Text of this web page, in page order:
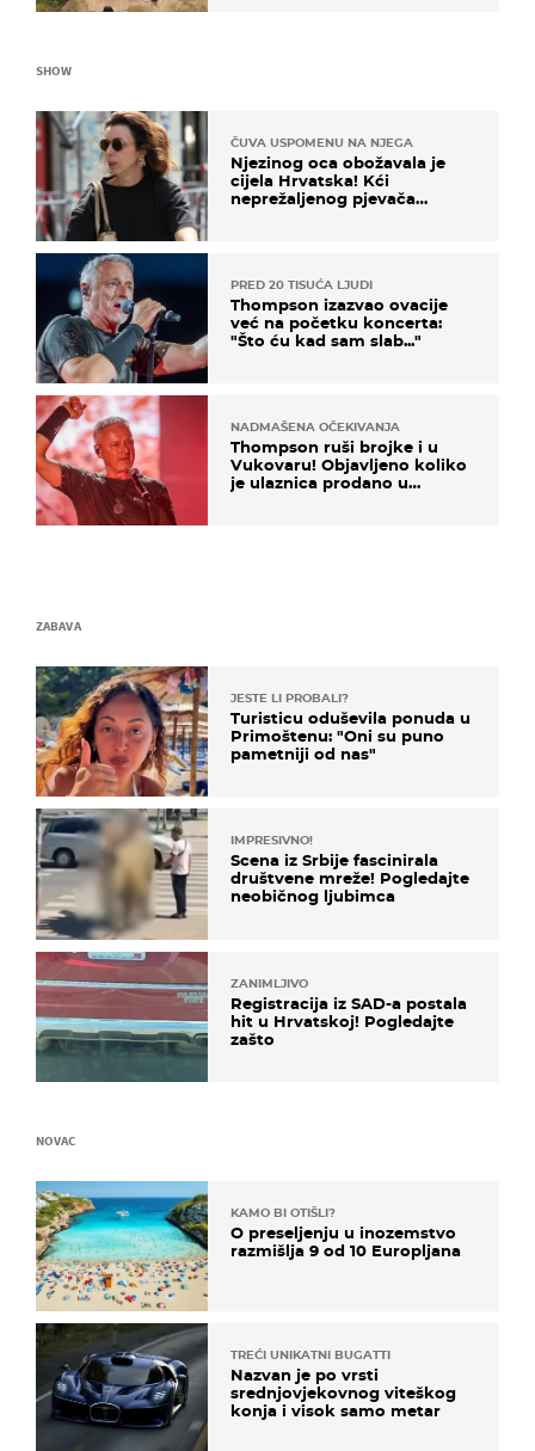
SHOW
ČUVA USPOMENU NA NJEGA
Njezinog oca obožavala je
cijela Hrvatska! Kći
neprežaljenog pjevača
PRED 20 TISUĆA LJUDI
Thompson izazvao ovacije
već na početku koncerta:
"Što ću kad sam slab..."
NADMAŠENA OČEKIVANJA
Thompson ruši brojke i u
Vukovaru! Objavljeno koliko
je ulaznica prodano u
ZABAVA
JESTE LI PROBALI?
Turisticu oduševila ponuda u
Primoštenu: "Oni su puno
pametniji od nas"
IMPRESIVNO!
Scena iz Srbije fascinirala
društvene mreže! Pogledajte
neobičnog ljubimca
ZANIMLJIVO
Registracija iz SAD-a postala
hit u Hrvatskoj! Pogledajte
zašto
NOVAC
KAMO BI OTIŠLI?
O preseljenju u inozemstvo
razmišlja 9 od 10 Europljana
TREĆI UNIKATNI BUGATTI
Nazvan je po vrsti
srednjovjekovnog viteškog
konja i visok samo metar